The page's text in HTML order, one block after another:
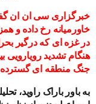
خبرگزاری سی ان ان
خاورمیانه رخ داده و
در غزه ای که درگیر
هنگام تشدید رویارویی
جنگ منطقه ای گسترده
به باور باراک راوید،